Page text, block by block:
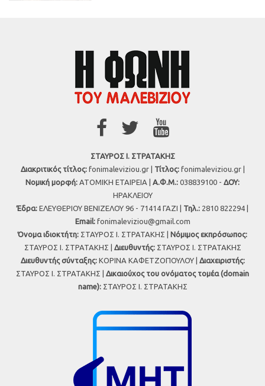
ΣΤΑΥΡΟΣ Ι. ΣΤΡΑΤΑΚΗΣ
Διακριτικός τίτλος:fonimaleviziou.gr | Τίτλος:fonimaleviziou.gr |
Νομική μορφή: ΑΤΟΜΙΚΗ ΕΤΑΙΡΕΙΑ | Α.Φ.Μ.: 038839100 - ΔΟΥ:
ΗΡΑΚΛΕΙΟΥ
Έδρα: ΕΛΕΥΘΕΡΙΟΥ ΒΕΝΙΖΕΛΟΥ 96 - 71414 ΓΑΖΙ | Τηλ.: 2810 822294 |
Εmail: fonimaleviziou@gmail.com
Όνομα ιδιοκτήτη: ΣΤΑΥΡΟΣ Ι. ΣΤΡΑΤΑΚΗΣ | Νόμιμος εκπρόσωπος:
ΣΤΑΥΡΟΣ Ι. ΣΤΡΑΤΑΚΗΣ | Διευθυντής:ΣΤΑΥΡΟΣ Ι. ΣΤΡΑΤΑΚΗΣ
Διευθυντής σύνταξης:ΚΟΡΙΝΑ ΚΑΦΕΤΖΟΠΟΥΛΟΥ | Διαχειριστής:
ΣΤΑΥΡΟΣ Ι. ΣΤΡΑΤΑΚΗΣ | Δικαιούχος του ονόματος τομέα (domain
name):ΣΤΑΥΡΟΣ Ι. ΣΤΡΑΤΑΚΗΣ